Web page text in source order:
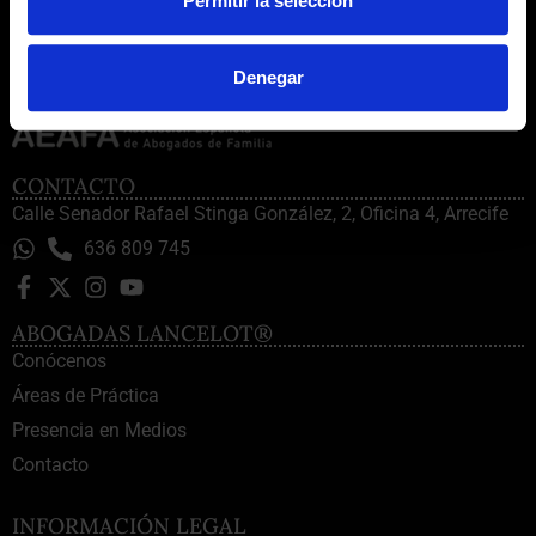
Denegar
CONTACTO
Calle Senador Rafael Stinga González, 2, Oficina 4, Arrecife
636 809 745
ABOGADAS LANCELOT®
Conócenos
Áreas de Práctica
Presencia en Medios
Contacto
INFORMACIÓN LEGAL